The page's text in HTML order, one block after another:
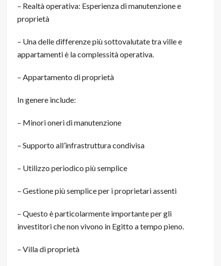
– Realtà operativa: Esperienza di manutenzione e
proprietà
– Una delle differenze più sottovalutate tra ville e
appartamenti è la complessità operativa.
– Appartamento di proprietà
In genere include:
– Minori oneri di manutenzione
– Supporto all’infrastruttura condivisa
– Utilizzo periodico più semplice
– Gestione più semplice per i proprietari assenti
– Questo è particolarmente importante per gli
investitori che non vivono in Egitto a tempo pieno.
– Villa di proprietà